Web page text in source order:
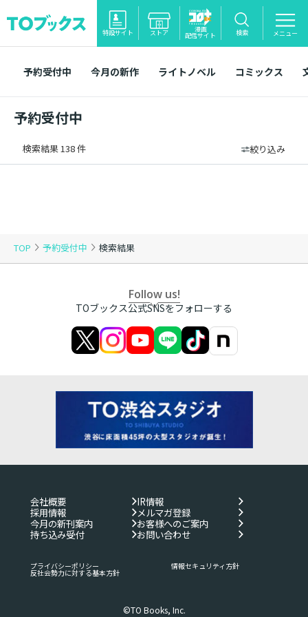
特設サイト ストア 漫画
配信サイト 検索 メニュー
予約受付中 今月の新作 ライトノベル コミックス
TOP 予約受付中 検索結果
予約受付中
検索結果 138 件 絞り込み
Follow us!
TOブックス公式SNSをフォローする
会社概要
IR情報
採用情報
メルマガ登録
今月の新刊案内
お客様へのご案内
持ち込み受付
お問い合わせ
プライバシーポリシー 情報セキュリティ方針
反社会勢力に対する基本方針
©TO Books, Inc.